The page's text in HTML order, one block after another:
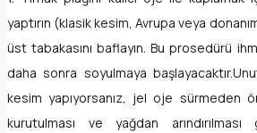
yaptırın (klasik kesim, Avrupa veya
üst tabakasını baflayın. Bu prosedürü
daha sonra soyulmaya
kesim yapıyorsanız, jel oje sürmeden
kurutulması ve yağdan